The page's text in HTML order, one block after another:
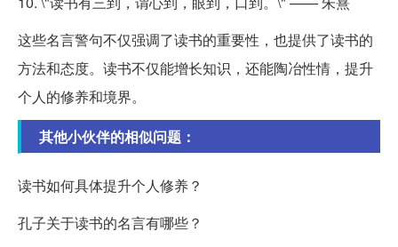
这些名言警句不仅强调了读书的重要性，也提供了读书的
方法和态度。读书不仅能增长知识，还能陶冶性情，提升
个人的修养和境界。
其他小伙伴的相似问题：
读书如何具体提升个人修养？
孔子关于读书的名言有哪些？